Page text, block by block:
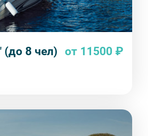
(до 8 чел) от 11500 ₽